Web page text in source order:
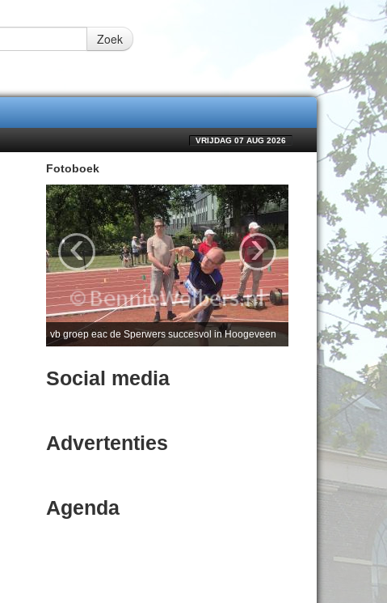
Zoek
VRIJDAG 07 AUG 2026
Fotoboek
vb groep eac de Sperwers succesvol in Hoogeveen
‹ ›
Social media
Advertenties
Agenda